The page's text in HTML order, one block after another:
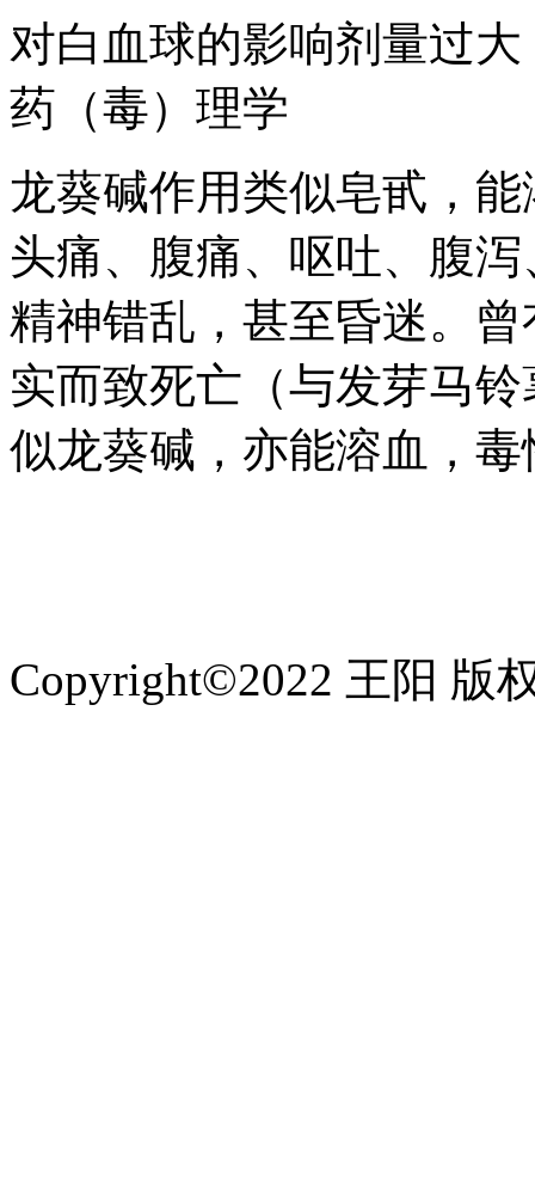
对白血球的影响剂量过
药（毒）理学
龙葵碱作用类似皂甙，
头痛、腹痛、呕吐、腹
精神错乱，甚至昏迷。
实而致死亡（与发芽马
似龙葵碱，亦能溶血，
Copyright©2022 王阳 版